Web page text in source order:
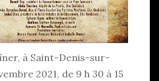
à Saint-Denis-sur-
2021, de 9 h 30 à 15